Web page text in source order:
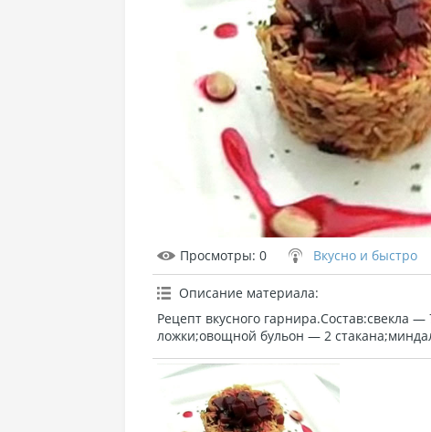
Просмотры: 0 Вкусно и быстро
Описание материала:
Рецепт вкусного гарнира.Состав:свекла
ложки;овощной бульон — 2